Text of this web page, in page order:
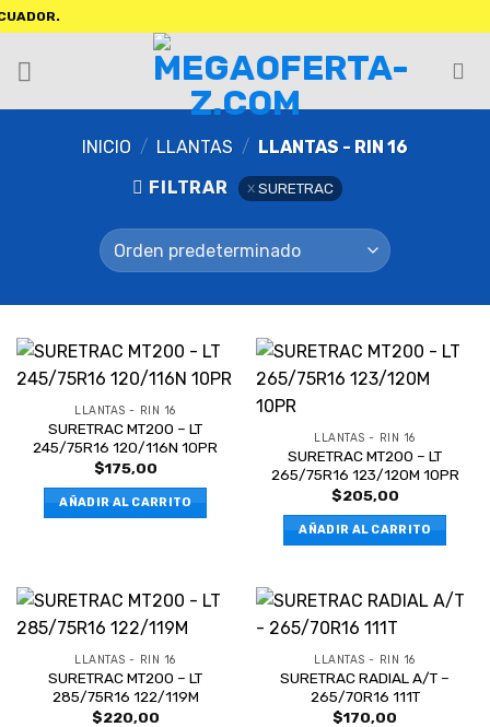
INICIO / LLANTAS / LLANTAS - RIN 16
FILTRAR
SURETRAC
LLANTAS - RIN 16
SURETRAC MT200 – LT
245/75R16 120/116N 10PR
$175,00
AÑADIR AL CARRITO
LLANTAS - RIN 16
SURETRAC MT200 – LT
265/75R16 123/120M 10PR
$205,00
AÑADIR AL CARRITO
LLANTAS - RIN 16
SURETRAC MT200 – LT
285/75R16 122/119M
$220,00
LLANTAS - RIN 16
SURETRAC RADIAL A/T –
265/70R16 111T
$170,00